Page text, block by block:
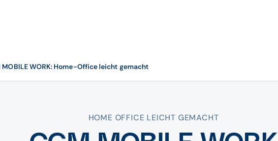
MOBILE WORK: Home-Office leicht gemacht
HOME OFFICE LEICHT GEMACHT